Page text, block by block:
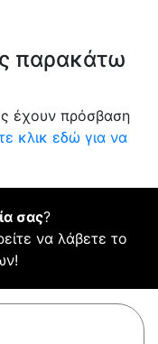
παρακάτω
έχουν πρόσβαση
κλικ εδώ για να
σας?
να λάβετε το